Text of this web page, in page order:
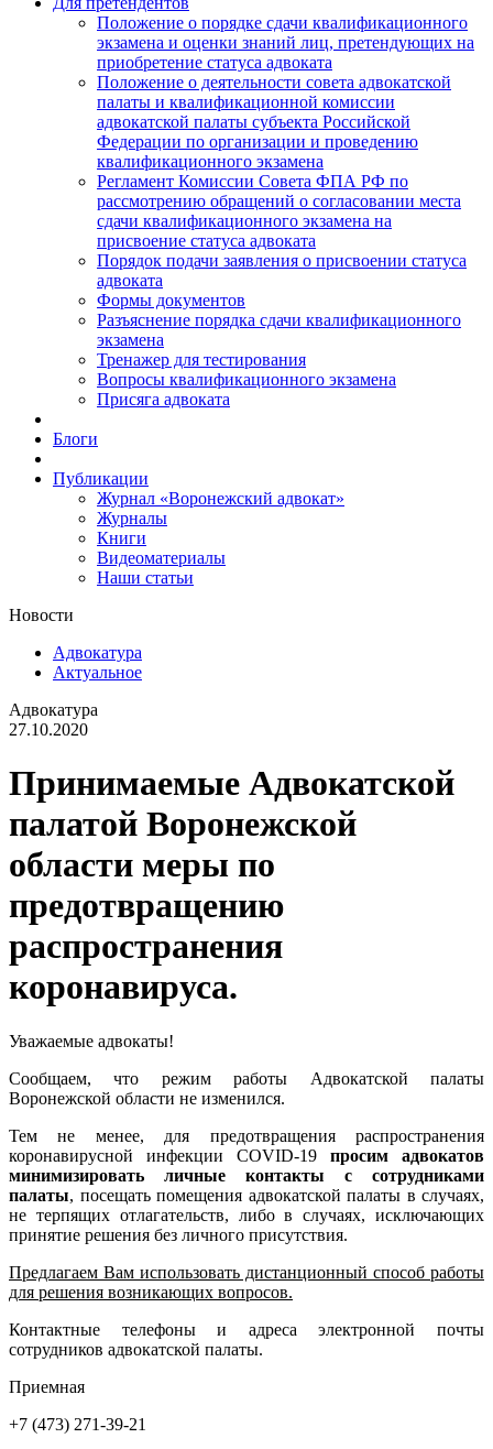
Положение о порядке сдачи квалификационного
экзамена и оценки знаний лиц, претендующих на
приобретение статуса адвоката
Положение о деятельности совета адвокатской
палаты и квалификационной комиссии
адвокатской палаты субъекта Российской
Федерации по организации и проведению
квалификационного экзамена
Регламент Комиссии Совета ФПА РФ по
рассмотрению обращений о согласовании места
сдачи квалификационного экзамена на
присвоение статуса адвоката
Порядок подачи заявления о присвоении статуса
адвоката
Формы документов
Разъяснение порядка сдачи квалификационного
экзамена
Тренажер для тестирования
Вопросы квалификационного экзамена
Присяга адвоката
Блоги
Публикации
Журнал «Воронежский адвокат»
Журналы
Книги
Видеоматериалы
Наши статьи
Новости
Адвокатура
Актуальное
Адвокатура
27.10.2020
Принимаемые Адвокатской
палатой Воронежской
области меры по
предотвращению
распространения
коронавируса.
Уважаемые адвокаты!
Сообщаем, что режим работы Адвокатской палаты
Воронежской области не изменился.
Тем не менее, для предотвращения распространения
коронавирусной инфекции COVID-19 просим адвокатов
минимизировать личные контакты с сотрудниками
палаты, посещать помещения адвокатской палаты в случаях,
не терпящих отлагательств, либо в случаях, исключающих
принятие решения без личного присутствия.
Предлагаем Вам использовать дистанционный способ работы
для решения возникающих вопросов.
Контактные телефоны и адреса электронной почты
сотрудников адвокатской палаты.
Приемная
+7 (473) 271-39-21